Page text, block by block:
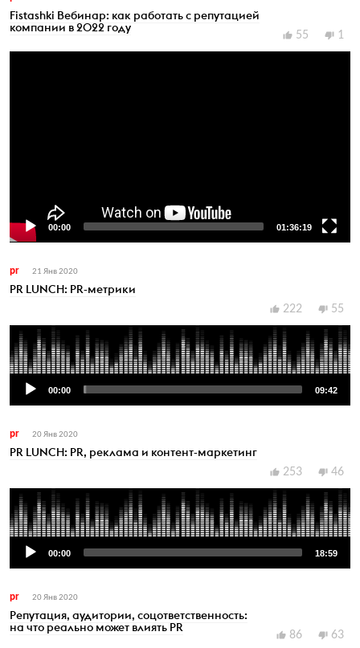
Fistashki Вебинар: как работать с репутацией
компании в 2022 году
55 1
Player
00:00 01:36:19
pr 21 Янв 2020
PR LUNCH: PR-метрики
222
55
Audio
Player
00:00 09:42
pr 20 Янв 2020
PR LUNCH: PR, реклама и контент-маркетинг
253
46
Audio
Player
00:00 18:59
pr 20 Янв 2020
Репутация, аудитории, соцответственность:
на что реально может влиять PR
86
63